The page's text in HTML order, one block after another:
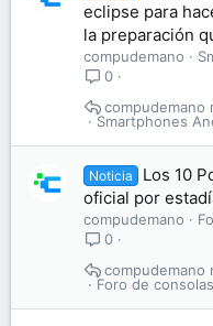
eclipse para
la preparación
compudemano
0
Smartphones
compudemano
Noticia
Los 10
oficial por
compudemano
0
Foro de
compudemano